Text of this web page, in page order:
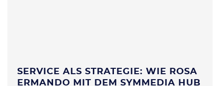
SERVICE ALS STRATEGIE: WIE ROSA
ERMANDO MIT DEM SYMMEDIA HUB